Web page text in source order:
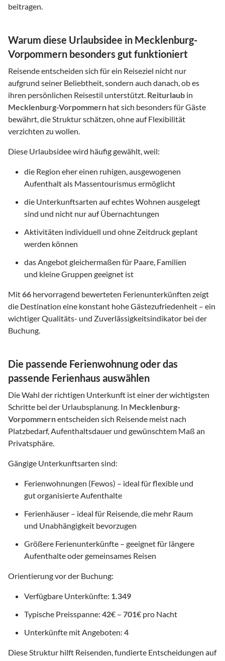
beitragen.
Warum diese Urlaubsidee in Mecklenburg-
Vorpommern besonders gut funktioniert
Reisende entscheiden sich für ein Reiseziel nicht nur
aufgrund seiner Beliebtheit, sondern auch danach, ob es
ihren persönlichen Reisestil unterstützt. Reiturlaub in
Mecklenburg-Vorpommern hat sich besonders für Gäste
bewährt, die Struktur schätzen, ohne auf Flexibilität
verzichten zu wollen.
Diese Urlaubsidee wird häufig gewählt, weil:
die Region eher einen ruhigen, ausgewogenen
Aufenthalt als Massentourismus ermöglicht
die Unterkunftsarten auf echtes Wohnen ausgelegt
sind und nicht nur auf Übernachtungen
Aktivitäten individuell und ohne Zeitdruck geplant
werden können
das Angebot gleichermaßen für Paare, Familien
und kleine Gruppen geeignet ist
Mit66 hervorragend bewerteten Ferienunterkünften zeigt
die Destination eine konstant hohe Gästezufriedenheit – ein
wichtiger Qualitäts- und Zuverlässigkeitsindikator bei der
Buchung.
Die passende Ferienwohnung oder das
passende Ferienhaus auswählen
Die Wahl der richtigen Unterkunft ist einer der wichtigsten
Schritte bei der Urlaubsplanung. In Mecklenburg-
Vorpommernentscheiden sich Reisende meist nach
Platzbedarf, Aufenthaltsdauer und gewünschtem Maß an
Privatsphäre.
Gängige Unterkunftsarten sind:
Ferienwohnungen (Fewos) – ideal für flexible und
gut organisierte Aufenthalte
Ferienhäuser – ideal für Reisende, die mehr Raum
und Unabhängigkeit bevorzugen
Größere Ferienunterkünfte – geeignet für längere
Aufenthalte oder gemeinsames Reisen
Orientierung vor der Buchung:
Verfügbare Unterkünfte: 1.349
Typische Preisspanne: 42€ – 701€ pro Nacht
Unterkünfte mit Angeboten: 4
Diese Struktur hilft Reisenden, fundierte Entscheidungen auf